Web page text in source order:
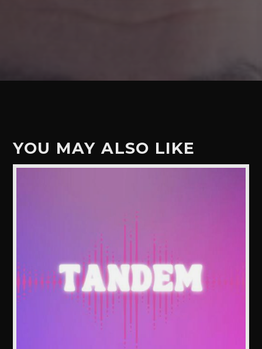
YOU MAY ALSO LIKE